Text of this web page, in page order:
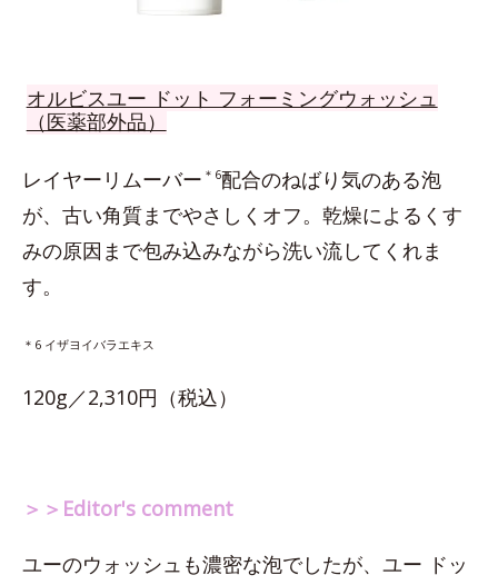
オルビスユー ドット フォーミングウォッシュ
（医薬部外品）
レイヤーリムーバー ＊6配合のねばり気のある泡
が、古い角質までやさしくオフ。乾燥によるくす
みの原因まで包み込みながら洗い流してくれま
す。
＊6 イザヨイバラエキス
120g／2,310円（税込）
＞＞Editor's comment
ユーのウォッシュも濃密な泡でしたが、ユー ドッ